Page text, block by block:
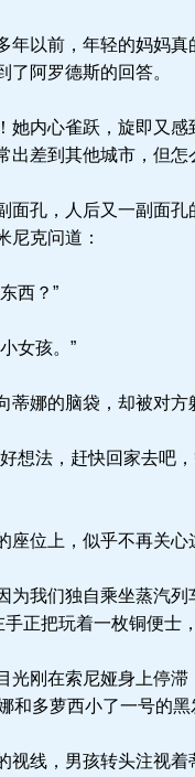
以前，年轻的妈妈
了阿罗德斯的回答。
内心雀跃，旋即又感
出差到其他城市，但怎
孔，人后又一副面孔
尼克问道：
西？”
女孩。”
娜的脑袋，却被对方
想法，赶快回家去吧
位上，似乎不再关心
我们独自乘坐蒸汽列
手正把玩着一枚铜便士
刚在索尼娅身上停滞
和多萝西小了一号的
线，男孩转头注视着